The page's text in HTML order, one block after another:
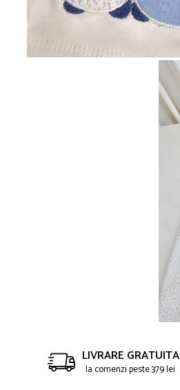
LIVRARE GRATUITA
la comenzi peste 379 lei